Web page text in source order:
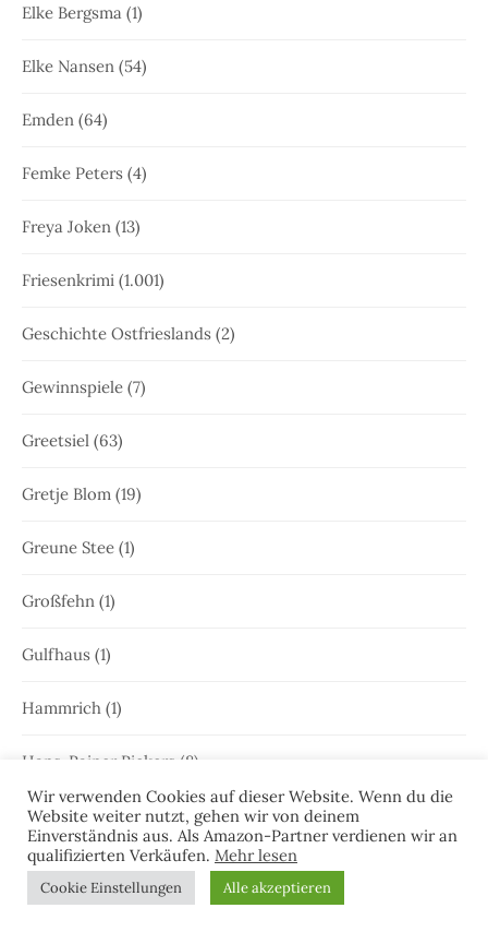
Elke Bergsma (1)
Elke Nansen (54)
Emden (64)
Femke Peters (4)
Freya Joken (13)
Friesenkrimi (1.001)
Geschichte Ostfrieslands (2)
Gewinnspiele (7)
Greetsiel (63)
Gretje Blom (19)
Greune Stee (1)
Großfehn (1)
Gulfhaus (1)
Hammrich (1)
Hans-Rainer Riekers (8)
Harlesiel (9)
Hauke Holjansen(5)
Wir verwenden Cookies auf dieser Website. Wenn du die
Website weiter nutzt, gehen wir von deinem
Einverständnis aus. Als Amazon-Partner verdienen wir an
qualifizierten Verkäufen. Mehr lesen
Cookie Einstellungen Alle akzeptieren